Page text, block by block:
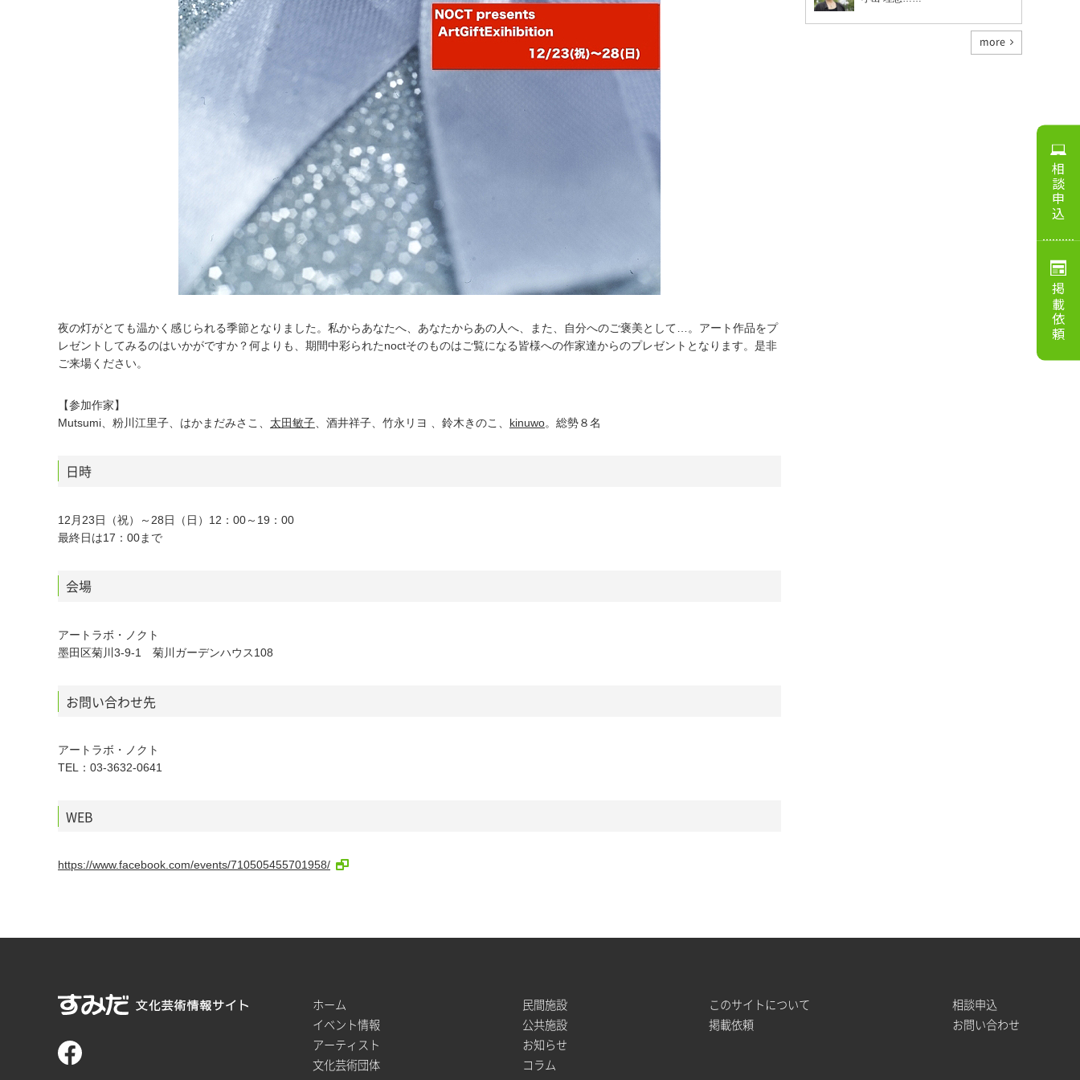
夜の灯がとても温かく感じられる季節となりました。私からあなたへ、あなたからあの人へ、また、自分へのご褒美として…。アート作品をプ
レゼントしてみるのはいかがですか？何よりも、期間中彩られたnoctそのものはご覧になる皆様への作家達からのプレゼントとなります。是非
ご来場ください。
【参加作家】
Mutsumi、粉川江里子、はかまだみさこ、 太田敏子 、酒井祥子、竹永リヨ 、鈴木きのこ、 kinuwo。総勢８名
日時
12月23日（祝）～28日（日）12：00～19：00
最終日は17：00まで
会場
アートラボ・ノクト
墨田区菊川3-9-1 菊川ガーデンハウス108
お問い合わせ先
アートラボ・ノクト
TEL：03-3632-0641
WEB
https://www.facebook.com/events/710505455701958/
more
相談申込
掲載依頼
ホーム
イベント情報
アーティスト
文化芸術団体
民間施設
公共施設
お知らせ
コラム
このサイトについて
掲載依頼
相談申込
お問い合わせ